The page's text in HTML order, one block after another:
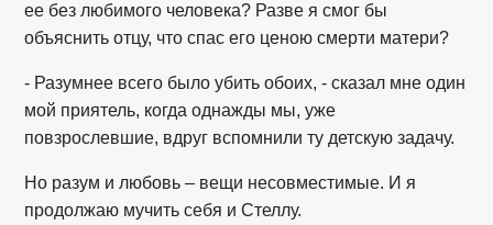
ее без любимого человека? Разве я смог бы
объяснить отцу, что спас его ценою смерти матери?
- Разумнее всего было убить обоих, - сказал мне один
мой приятель, когда однажды мы, уже
повзрослевшие, вдруг вспомнили ту детскую задачу.
Но разум и любовь – вещи несовместимые. И я
продолжаю мучить себя и Стеллу.